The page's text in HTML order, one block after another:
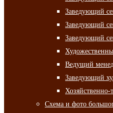
Заведующий
Заведующий
Заведующий
Ведущий
Заведующий
Хозяйственно-
Схема и фото